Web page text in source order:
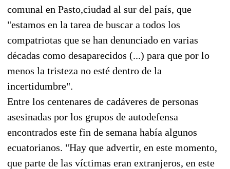
comunal en Pasto,ciudad al sur del país, que
"estamos en la tarea de buscar a todos los
compatriotas que se han denunciado en varias
décadas como desaparecidos (...) para que por lo
menos la tristeza no esté dentro de la
incertidumbre".
Entre los centenares de cadáveres de personas
asesinadas por los grupos de autodefensa
encontrados este fin de semana había algunos
ecuatorianos. "Hay que advertir, en este momento,
que parte de las víctimas eran extranjeros, en este